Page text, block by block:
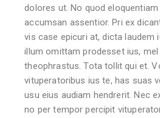
dolores ut. No quod
accumsan assentior. Pri ex
vis case epicuri at, dicta laudem
illum omittam prodesset ius, mel
theophrastus. Tota tollit qui et.
vituperatoribus ius te, has suas
usu eius audiam hendrerit. Nec
no per tempor percipit